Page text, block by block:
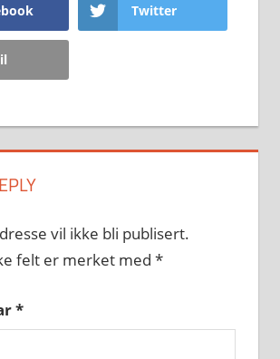
Twitter
vil ikke bli publisert.
felt er merket med *
*